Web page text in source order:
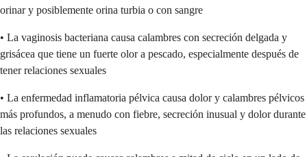
orinar y posiblemente orina turbia o con sangre
• La vaginosis bacteriana causa calambres con secreción delgada y
grisácea que tiene un fuerte olor a pescado, especialmente después de
tener relaciones sexuales
• La enfermedad inflamatoria pélvica causa dolor y calambres pélvicos
más profundos, a menudo con fiebre, secreción inusual y dolor durante
las relaciones sexuales